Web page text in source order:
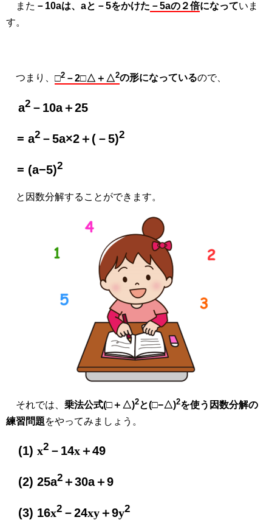
また －10aは、aと－5をかけた －5aの２倍になっていま
す。
つまり、 □2 －2□△＋△2の形になっているので、
a2 －10a＋25
= a2 －5a×2＋(－5)2
= (a−5)2
と因数分解することができます。
それでは、 乗法公式(□＋△)2と(□−△)2を使う因数分解の
練習問題をやってみましょう。
(1) x2 －14x＋49
(2) 25a2 ＋30a＋9
(3) 16x2 －24xy＋9y2